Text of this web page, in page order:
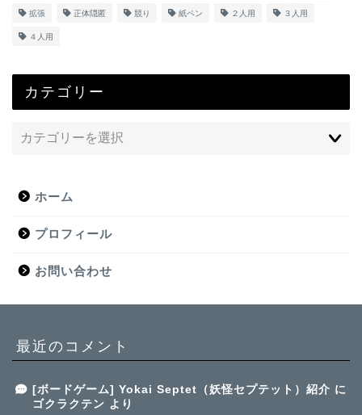
拡張 正体隠匿 競り 紙ペン ２人用 ３人用
４人用
カテゴリー
ホーム
プロフィール
お問い合わせ
最近のコメント
[ボードゲーム] Yokai Septet（妖怪セプテット）紹介 に
ゴクラクテン より